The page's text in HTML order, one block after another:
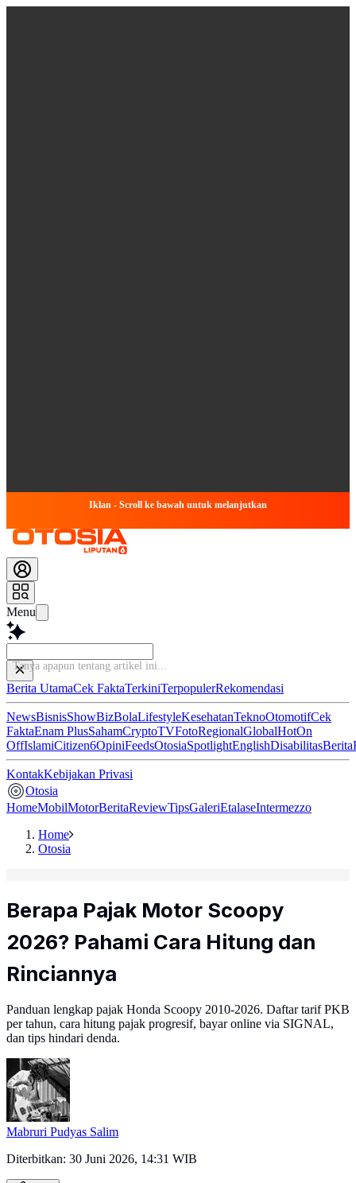
Iklan - Scroll ke bawah untuk melanjutkan
Menu
T
Berita UtamaCek FaktaTerkiniTerpopulerRekomendasi
NewsBisnisShowBizBolaLifestyleKesehatanTeknoOtomotifCek
FaktaEnam PlusSahamCryptoTVFotoRegionalGlobalHotOn
OffIslamiCitizen6OpiniFeedsOtosiaSpotlightEnglishDisabilitasBerita
KontakKebijakan Privasi
Otosia
HomeMobilMotorBeritaReviewTipsGaleriEtalaseIntermezzo
Home
Otosia
Berapa Pajak Motor Scoopy
2026? Pahami Cara Hitung dan
Rinciannya
Panduan lengkap pajak Honda Scoopy 2010-2026. Daftar tarif PKB
per tahun, cara hitung pajak progresif, bayar online via SIGNAL,
dan tips hindari denda.
Mabruri Pudyas Salim
Diterbitkan: 30 Juni 2026, 14:31 WIB